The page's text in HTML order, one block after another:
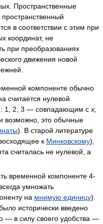
Пространственные
в соответствии с этим при
координат, не
при преобразованиях
движения новой
компоненте обычно
считается нулевой
1, 2, 3 — совпадающим с x,
возможно, это обычные
). В старой литературе
к Минковскому),
считалась не нулевой, а
временной компоненте 4-
умножать
на мнимую единицу).
исторически введено
— в силу своего удобства —